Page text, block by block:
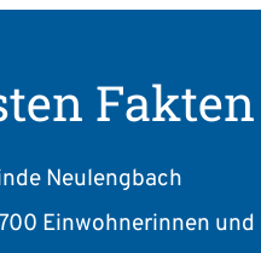
Fakten
Neulengbach
Einwohnerinnen